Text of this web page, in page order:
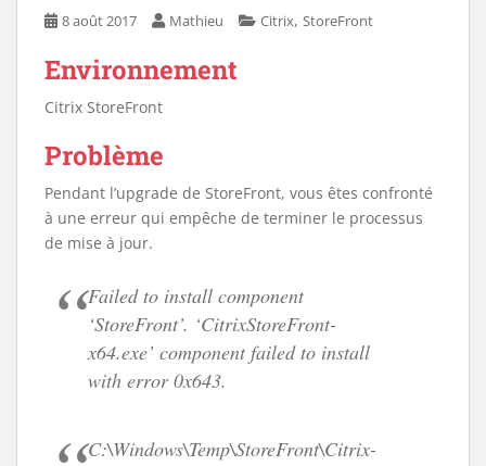
8 août 2017 Mathieu Citrix, StoreFront
Environnement
Citrix StoreFront
Problème
Pendant l’upgrade de StoreFront, vous êtes confronté
à une erreur qui empêche de terminer le processus
de mise à jour.
Failed to install component
‘StoreFront’. ‘CitrixStoreFront-
x64.exe’ component failed to install
with error 0x643.
C:\Windows\Temp\StoreFront\Citrix-